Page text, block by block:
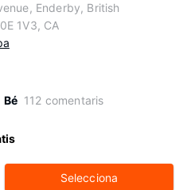
Enderby, British
1V3, CA
Bé 112 comentaris
Selecciona